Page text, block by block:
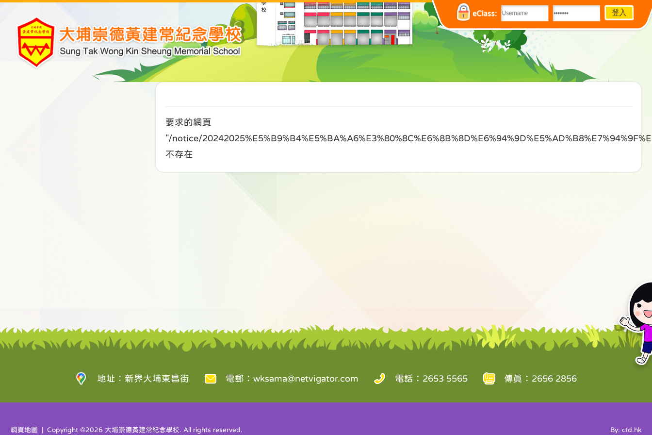
eClass:
要求的網頁
"/notice/
不存在
地址：新界大埔東昌街 電郵： wksama@netvigator.com 電話：2653 5565 傳真：2656 2856
網頁地圖 | Copyright ©2026 大埔崇德黃建常紀念學校. All rights reserved. By: ctd.hk